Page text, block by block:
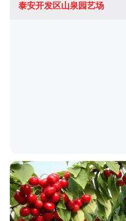
泰安开发区山泉园艺场